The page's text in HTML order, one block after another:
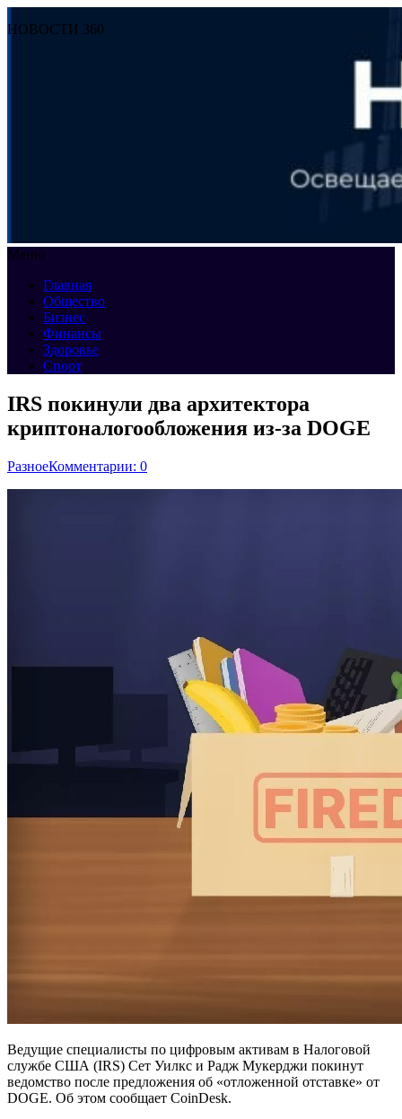
НОВОСТИ 360
Меню
Главная
Общество
Бизнес
Финансы
Здоровье
Спорт
IRS покинули два архитектора
криптоналогообложения из-за DOGE
РазноеКомментарии: 0
Ведущие специалисты по цифровым активам в Налоговой
службе США (IRS) Сет Уилкс и Радж Мукерджи покинут
ведомство после предложения об «отложенной отставке» от
DOGE. Об этом сообщает CoinDesk.